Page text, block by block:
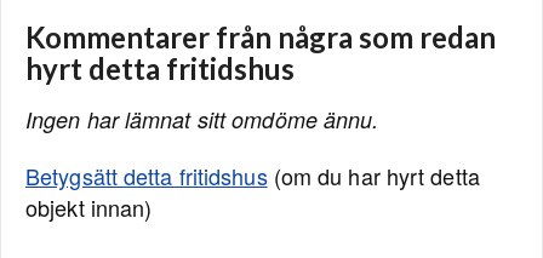
Kommentarer från några som redan
hyrt detta fritidshus
Ingen har lämnat sitt omdöme ännu.
Betygsätt detta fritidshus(om du har hyrt detta
objekt innan)